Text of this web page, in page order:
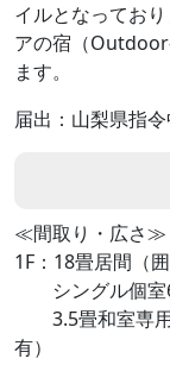
イルとなってお
アの宿（
ます。
届出：山梨県指
≪間取り・広さ≫
1F：18畳居間（
シングル個室6
3.5畳和室専用
有）